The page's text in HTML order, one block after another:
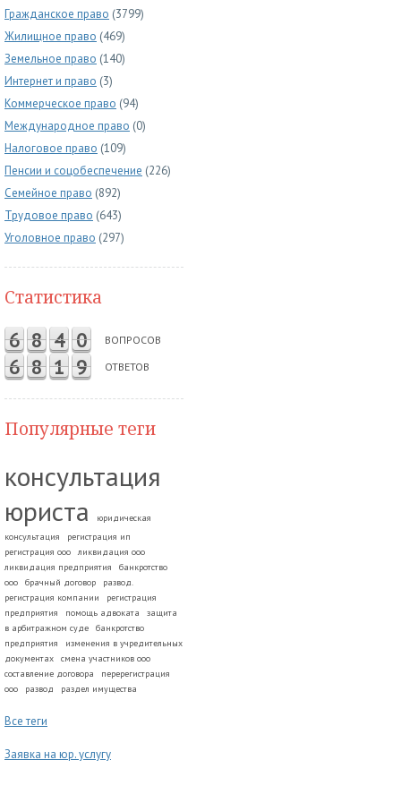
Гражданское право (3799)
Жилищное право (469)
Земельное право (140)
Интернет и право (3)
Коммерческое право (94)
Международное право (0)
Налоговое право (109)
Пенсии и соцобеспечение (226)
Семейное право (892)
Трудовое право (643)
Уголовное право (297)
Статистика
6 8 4 0 ВОПРОСОВ
6 8 1 9 ОТВЕТОВ
Популярные теги
консультация
юриста
юридическая
консультация
регистрация ип
регистрация ооо
ликвидация ооо
ликвидация предприятия
банкротство
ооо
брачный договор
развод.
регистрация компании
регистрация
предприятия
помощь адвоката
защита
в арбитражном суде
банкротство
предприятия
изменения в учредительных
документах
смена участников ооо
составление договора
перерегистрация
ооо
развод раздел имущества
Все теги
Заявка на юр. услугу